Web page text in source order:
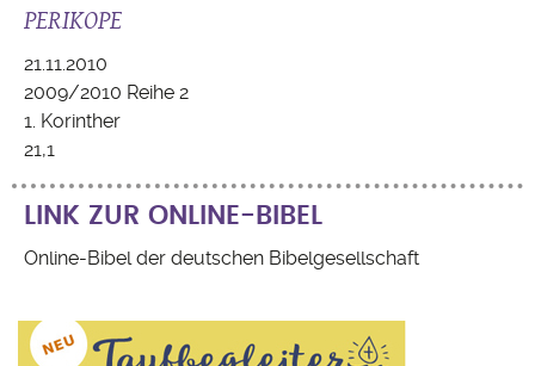
PERIKOPE
21.11.2010
2009/2010 Reihe 2
1. Korinther
21,1
LINK ZUR ONLINE-BIBEL
Online-Bibel der deutschen Bibelgesellschaft